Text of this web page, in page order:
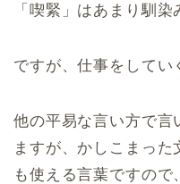
「喫緊」はあまり馴
ですが、仕事をしてい
他の平易な言い方で言
ますが、かしこまっ
も使える言葉ですので